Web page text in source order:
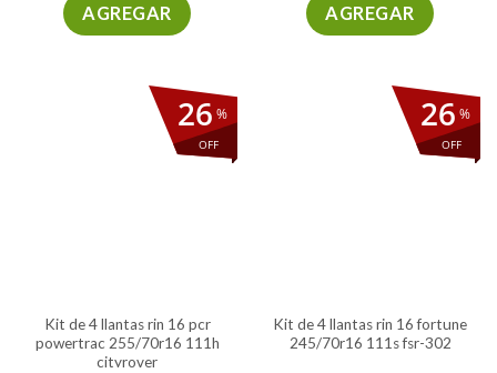
AGREGAR AGREGAR
%
OFF
26
kit de 4 llantas rin 16 pcr
powertrac 255/70r16 111h
cityrover
%
OFF
26
kit de 4 llantas rin 16 fortune
245/70r16 111s fsr-302